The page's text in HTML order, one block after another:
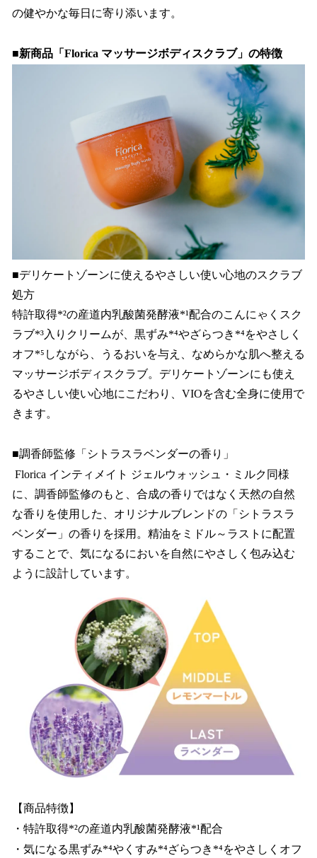
の健やかな毎日に寄り添います。
■新商品「Florica マッサージボディスクラブ」の特徴
■デリケートゾーンに使えるやさしい使い心地のスクラブ
処方
特許取得*²の産道内乳酸菌発酵液*¹配合のこんにゃくスク
ラブ*³入りクリームが、黒ずみ*⁴やざらつき*⁴をやさしく
オフ*⁵しながら、うるおいを与え、なめらかな肌へ整える
マッサージボディスクラブ。デリケートゾーンにも使え
るやさしい使い心地にこだわり、VIOを含む全身に使用で
きます。
■調香師監修「シトラスラベンダーの香り」
Florica インティメイト ジェルウォッシュ・ミルク同様
に、調香師監修のもと、合成の香りではなく天然の自然
な香りを使用した、オリジナルブレンドの「シトラスラ
ベンダー」の香りを採用。精油をミドル～ラストに配置
することで、気になるにおいを自然にやさしく包み込む
ように設計しています。
【商品特徴】
・特許取得*²の産道内乳酸菌発酵液*¹配合
・気になる黒ずみ*⁴やくすみ*⁴ざらつき*⁴をやさしくオフ